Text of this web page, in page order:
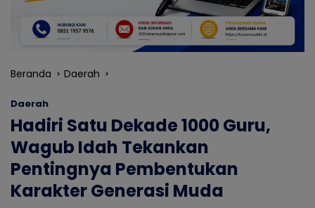
Beranda Daerah
Daerah
Hadiri Satu Dekade 1000 Guru,
Wagub Idah Tekankan
Pentingnya Pembentukan
Karakter Generasi Muda